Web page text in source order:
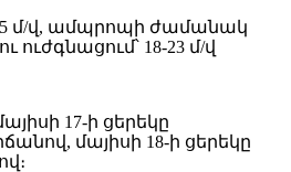
մ/վ, ամպրոպի ժամանակ
18-23 մ/վ
17-ի ցերեկը
մայիսի 18-ի ցերեկը